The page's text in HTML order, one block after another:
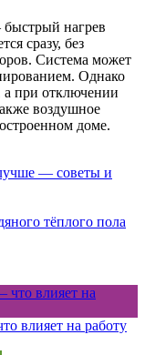
нагрев
сразу, без
Система может
Однако
а при отключении
воздушное
доме.
— советы и
тёплого пола
влияет на работу